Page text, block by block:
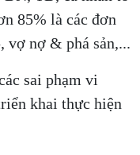
85% là các đơn
vợ nợ & phá sản,...
sai phạm vi
khai thực hiện